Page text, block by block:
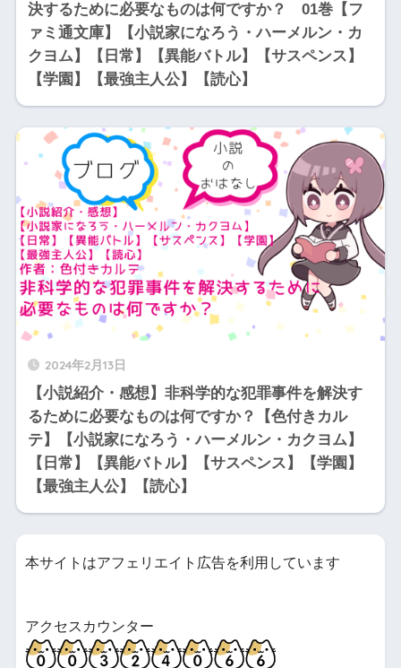
決するために必要なものは何ですか？ 01巻【フ
ァミ通文庫】【小説家になろう・ハーメルン・カ
クヨム】【日常】【異能バトル】【サスペンス】
【学園】【最強主人公】【読心】
2024年2月13日
【小説紹介・感想】非科学的な犯罪事件を解決す
るために必要なものは何ですか？【色付きカル
テ】【小説家になろう・ハーメルン・カクヨム】
【日常】【異能バトル】【サスペンス】【学園】
【最強主人公】【読心】
本サイトはアフェリエイト広告を利用しています
アクセスカウンター